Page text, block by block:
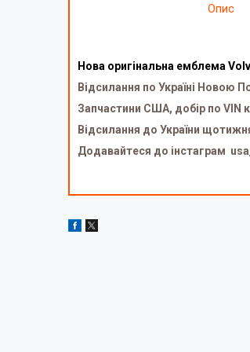
Опис
Нова оригінальна емблема
Відсилання по Україні Новою
Запчастини США, добір по VIN
Відсилання до України
Додавайтеся до інстаграм